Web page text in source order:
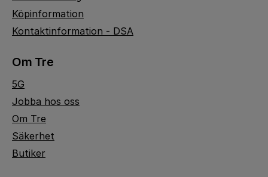
Köpinformation
Kontaktinformation - DSA
Om Tre
5G
Jobba hos oss
Om Tre
Säkerhet
Butiker